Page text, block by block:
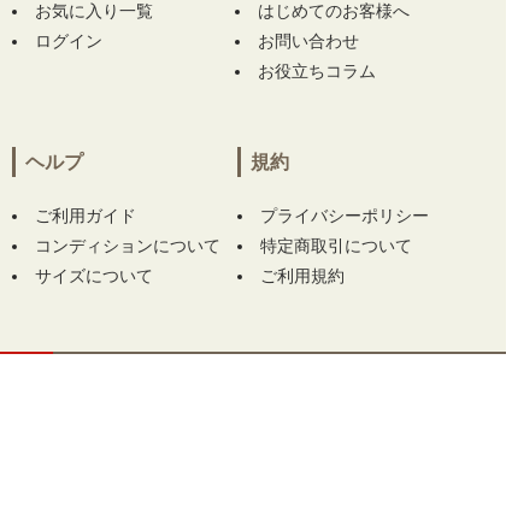
兵庫県にて
【中古 メンズ ハチヤーズ 8YARDS
半袖ポロシャツ M 紺 ネイビー】【中古 メン
をお買い上げ!!ありがとうございます！
埼玉県にて
【中古 ガーミン GARMIN レーザ
ー測定器 ブラック×ホワイト APPROACH Z30
距離計 スコープ】をお買い上げ!!ありがとう
ございます！
お気に入り一覧
ログイン
はじめてのお客様へ
お問い合わせ
お役立ちコラム
ヘルプ
ご利用ガイド
コンディションについて
サイズについて
規約
プライバシーポリシー
特定商取引について
ご利用規約